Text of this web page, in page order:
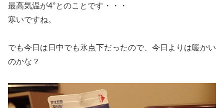
最高気温が4°とのことです・・・
寒いですね。
でも今日は日中でも氷点下だったので、今日よりは暖かい
のかな？